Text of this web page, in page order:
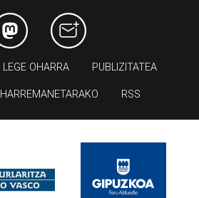
LEGE OHARRA PUBLIZITATEA
HARREMANETARAKO RSS